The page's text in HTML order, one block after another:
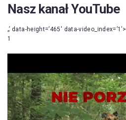
Nasz kanał YouTube
„’ data-height=’465′ data-video_index=’1’>
1